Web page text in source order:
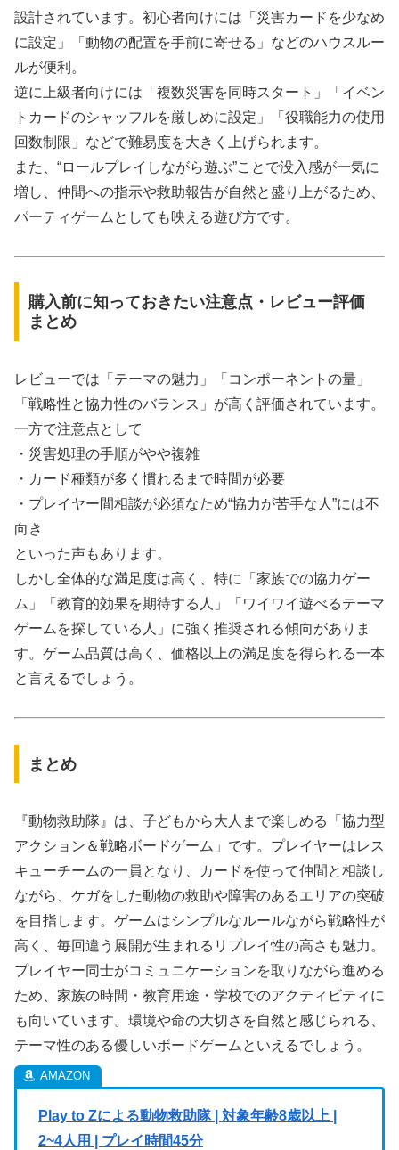
設計されています。初心者向けには「災害カードを少なめ
に設定」「動物の配置を手前に寄せる」などのハウスルー
ルが便利。
逆に上級者向けには「複数災害を同時スタート」「イベン
トカードのシャッフルを厳しめに設定」「役職能力の使用
回数制限」などで難易度を大きく上げられます。
また、“ロールプレイしながら遊ぶ”ことで没入感が一気に
増し、仲間への指示や救助報告が自然と盛り上がるため、
パーティゲームとしても映える遊び方です。
購入前に知っておきたい注意点・レビュー評価
まとめ
レビューでは「テーマの魅力」「コンポーネントの量」
「戦略性と協力性のバランス」が高く評価されています。
一方で注意点として
・災害処理の手順がやや複雑
・カード種類が多く慣れるまで時間が必要
・プレイヤー間相談が必須なため“協力が苦手な人”には不
向き
といった声もあります。
しかし全体的な満足度は高く、特に「家族での協力ゲー
ム」「教育的効果を期待する人」「ワイワイ遊べるテーマ
ゲームを探している人」に強く推奨される傾向がありま
す。ゲーム品質は高く、価格以上の満足度を得られる一本
と言えるでしょう。
まとめ
『動物救助隊』は、子どもから大人まで楽しめる「協力型
アクション＆戦略ボードゲーム」です。プレイヤーはレス
キューチームの一員となり、カードを使って仲間と相談し
ながら、ケガをした動物の救助や障害のあるエリアの突破
を目指します。ゲームはシンプルなルールながら戦略性が
高く、毎回違う展開が生まれるリプレイ性の高さも魅力。
プレイヤー同士がコミュニケーションを取りながら進める
ため、家族の時間・教育用途・学校でのアクティビティに
も向いています。環境や命の大切さを自然と感じられる、
テーマ性のある優しいボードゲームといえるでしょう。
Play to Zによる動物救助隊 | 対象年齢8歳以上 |
2~4人用 | プレイ時間45分